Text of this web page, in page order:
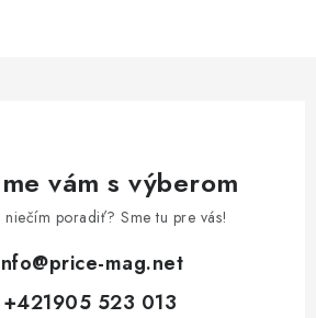
vám s výberom
niečím poradiť? Sme tu pre vás!
@price-mag.net
+421905 523 013